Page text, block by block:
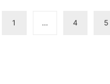
1 … 4 5